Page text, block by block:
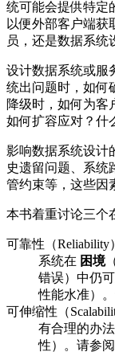
统可能会提供特定
以便外部客户端获
员，还是数据系统
设计数据系统或服
统出问题时，如何
降级时，如何为客
如何扩容应对？什
影响数据系统设计
史遗留问题、系统
管约束等，这些因
本书着重讨论三个
可靠性（Reliability）
系统在 困境
错误）中仍
性能水准）
可伸缩性（
有合理的办
性）。请参